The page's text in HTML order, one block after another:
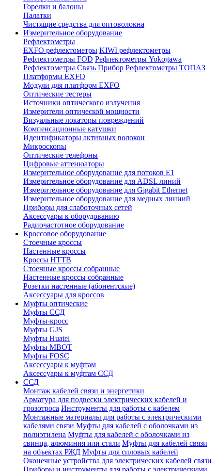
Горелки и балоны
Палатки
Чистящие средства для оптоволокна
Измерительное оборудование
Рефлектометры
EXFO рефлектометры KIWI рефлектометры
Рефлектометры FOD Рефлектометры Yokogawa
Рефлектометры Связь Прибор Рефлектометры ТОПАЗ
Платформы EXFO
Модули для платформ EXFO
Оптические тестеры
Источники оптического излучения
Измерители оптической мощности
Визуальные локаторы повреждений
Компенсационные катушки
Идентификаторы активных волокон
Микроскопы
Оптические телефоны
Цифровые аттенюаторы
Измерительное оборудование для потоков Е1
Измерительное оборудование для ADSL линий
Измерительное оборудование для Gigabit Ethernet
Измерительное оборудование для медных линиий
Приборы для слаботочных сетей
Аксессуары к оборудованию
Радиочастотное оборудование
Кроссовое оборудование
Стоечные кроссы
Настенные кроссы
Кроссы HTTB
Стоечные кроссы собранные
Настенные кроссы собранные
Розетки настенные (абонентские)
Аксессуары для кроссов
Муфты оптические
Муфты ССД
Муфты-кросс
Муфты GJS
Муфты Huatel
Муфты МВОТ
Муфты FOSC
Аксессуары к муфтам
Аксессуары к муфтам ССД
ССД
Монтаж кабелей связи и энергетики
Арматура для подвески электрических кабелей и
грозотроса Инструменты для работы с кабелем
Монтажные материалы для работы с электрическими
кабелями связи Муфты для кабелей с оболочками из
полиэтилена Муфты для кабелей с оболочками из
свинца, алюминия или стали Муфты для кабелей связи
на объектах РЖД Муфты для силовых кабелей
Оконечные устройства для электрических кабелей связи
Приборы и инструменты для работы с электрическими